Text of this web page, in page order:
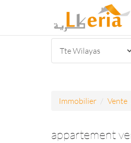
Immobilier Vente
appartement